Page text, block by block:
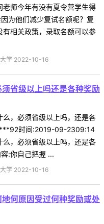
师今年有没有夏令营学生得
为他们减少复试名额呢？复
相关政策，录取名额可以参
学 2022-10-16
省级以上吗还是各种奖励
，必须省级以上吗，还是各
时间:2019-09-2309:14
，必须省级以上吗，还是各
:你自己把握 ...
学 2022-10-16
何原因受过何种奖励或处